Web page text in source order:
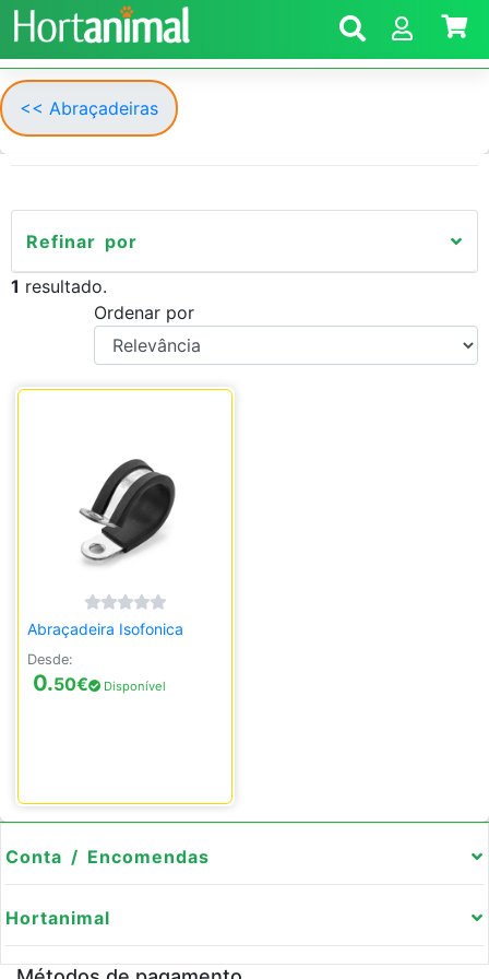
<< Abraçadeiras
Refinar por
1 resultado.
Ordenar por
Abraçadeira Isofonica
Desde:
0.50€ Disponível
Conta / Encomendas
Hortanimal